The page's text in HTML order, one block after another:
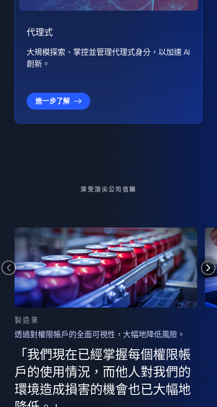
代理式
大規模探索、掌控並管理代理式身分，以加速 AI
創新。
進一步了解
深受頂尖公司信賴
製造業
透過對權限帳戶的全面可視性，大幅地降低風險。
「我們現在已經掌握每個權限帳
戶的使用情況，而他人對我們的
環境造成損害的機會也已大幅地